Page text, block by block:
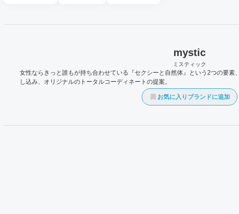
mystic
ミスティック
女性ならきっと誰もが持ち合わせている『セクシーと自然体』という2つの要素
し込み、オリジナルのトータルコーディネートの提案。
お気に入りブランドに追加